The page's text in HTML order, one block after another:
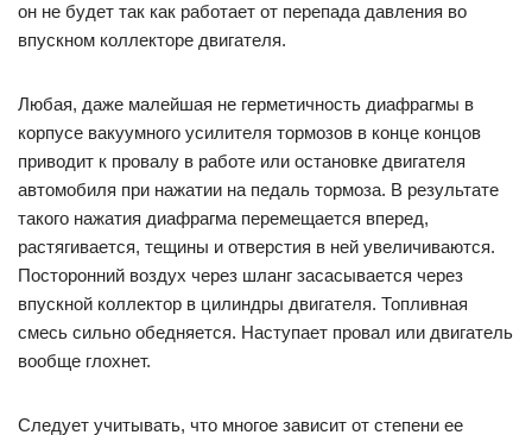
он не будет так как работает от перепада давления во
впускном коллекторе двигателя.
Любая, даже малейшая не герметичность диафрагмы в
корпусе вакуумного усилителя тормозов в конце концов
приводит к провалу в работе или остановке двигателя
автомобиля при нажатии на педаль тормоза. В результате
такого нажатия диафрагма перемещается вперед,
растягивается, тещины и отверстия в ней увеличиваются.
Посторонний воздух через шланг засасывается через
впускной коллектор в цилиндры двигателя. Топливная
смесь сильно обедняется. Наступает провал или двигатель
вообще глохнет.
Следует учитывать, что многое зависит от степени ее